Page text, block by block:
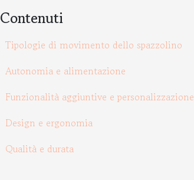
Contenuti
Tipologie di movimento dello spazzolino
Autonomia e alimentazione
Funzionalità aggiuntive e personalizzazione
Design e ergonomia
Qualità e durata